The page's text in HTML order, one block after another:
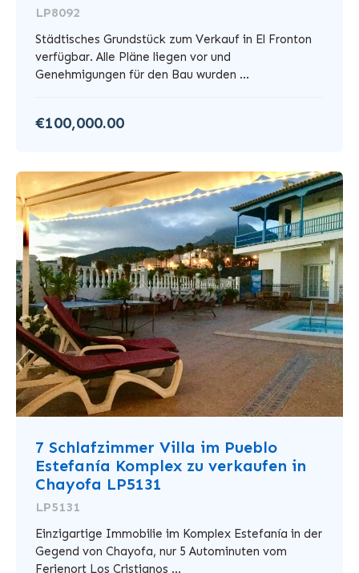
LP8092
Städtisches Grundstück zum Verkauf in El Fronton
verfügbar. Alle Pläne liegen vor und
Genehmigungen für den Bau wurden ...
€100,000.00
7 Schlafzimmer Villa im Pueblo
Estefanía Komplex zu verkaufen in
Chayofa LP5131
LP5131
Einzigartige Immobilie im Komplex Estefanía in der
Gegend von Chayofa, nur 5 Autominuten vom
Ferienort Los Cristianos ...